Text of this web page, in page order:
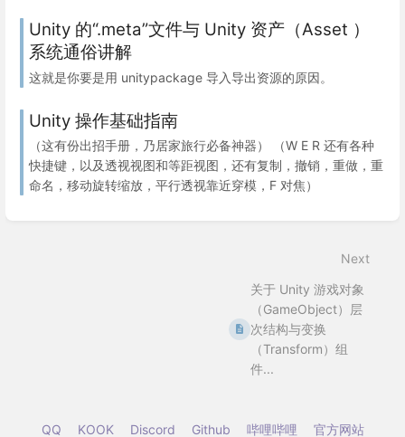
Unity 的“.meta”文件与 Unity 资产（Asset ）
系统通俗讲解
这就是你要是用 unitypackage 导入导出资源的原因。
Unity 操作基础指南
（这有份出招手册，乃居家旅行必备神器） （W E R 还有各种
快捷键，以及透视视图和等距视图，还有复制，撤销，重做，重
命名，移动旋转缩放，平行透视靠近穿模，F 对焦）
Next
关于 Unity 游戏对象
（GameObject）层
次结构与变换
（Transform）组
件...
QQ KOOK Discord Github 哔哩哔哩 官方网站